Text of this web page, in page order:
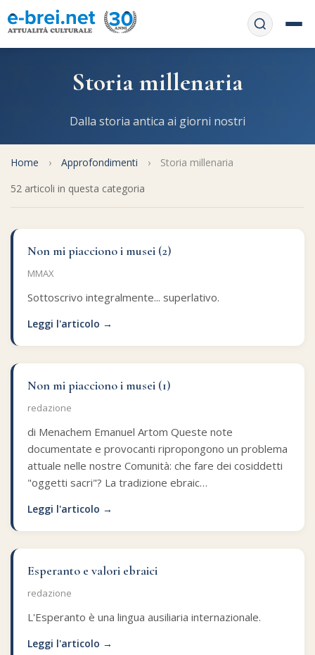
Informativa Privacy
Regole di Halachà
Filosofia e Pensiero
line
Calendario ebraico
F.A.Q.
Mappa del sito
Spunti
Cucina tipica
Perle dal Talmud
10 comandamenti
Approfondimenti
Storia millenaria
Personaggi celebri
Sbirciamo Eretz Israel
Tanach
Il Talmud in italiano
Partecipa
Parliamone
it.cultura.ebraica
Scambio di link
Storia millenaria
Dalla storia antica ai giorni nostri
Home › Approfondimenti ›
Storia millenaria
52 articoli in questa categoria
Non mi piacciono i musei (2)
MMAX
Sottoscrivo integralmente... superlativo.
Leggi l'articolo →
Non mi piacciono i musei (1)
redazione
di Menachem Emanuel Artom Queste note
documentate e provocanti ripropongono un problema
attuale nelle nostre Comunità: che fare dei cosiddetti
"oggetti sacri"? La tradizione ebraic…
Leggi l'articolo →
Esperanto e valori ebraici
redazione
L'Esperanto è una lingua ausiliaria internazionale.
Leggi l'articolo →